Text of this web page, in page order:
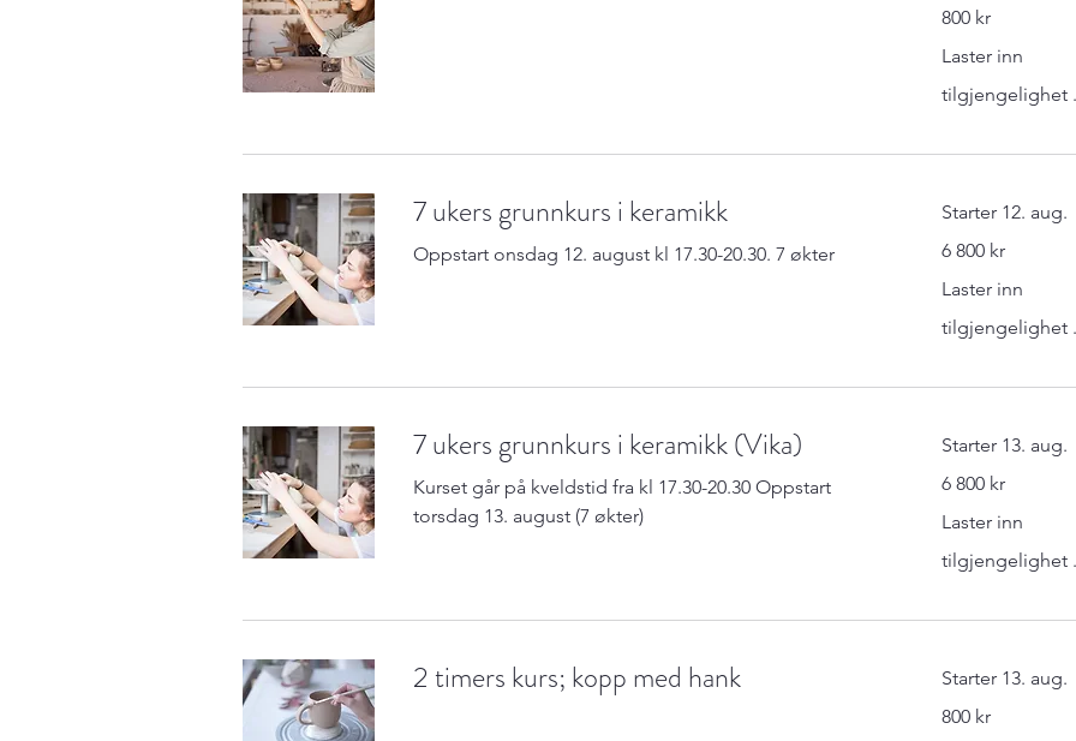
norske
800 kr
Laster inn
tilgjengelighet
7 ukers grunnkurs i keramikk
Oppstart onsdag 12. august kl 17.30-20.30. 7 økter
Starter 12. aug.
norske
6 800 kr
Laster inn
tilgjengelighet
7 ukers grunnkurs i keramikk (Vika)
Kurset går på kveldstid fra kl 17.30-20.30 Oppstart
torsdag 13. august (7 økter)
Starter 13. aug.
norske
6 800 kr
Laster inn
tilgjengelighet
2 timers kurs; kopp med hank Starter 13. aug.
norske
800 kr